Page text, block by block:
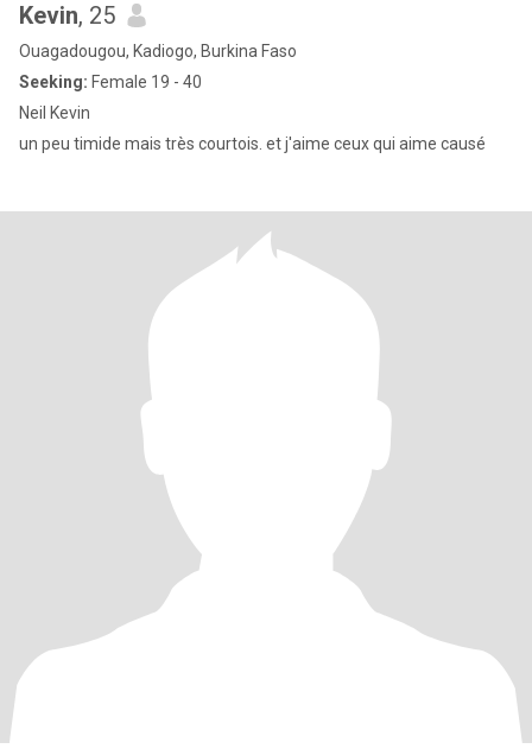
Kevin, 25
Ouagadougou, Kadiogo, Burkina Faso
Seeking: Female 19 - 40
Neil Kevin
un peu timide mais très courtois. et j'aime ceux qui aime causé